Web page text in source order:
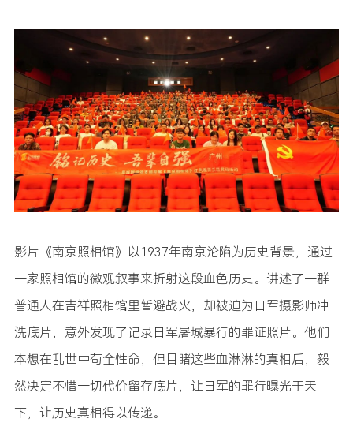
影片《南京照相馆》以1937年南京沦陷为历史背景，通过
一家照相馆的微观叙事来折射这段血色历史。讲述了一群
普通人在吉祥照相馆里暂避战火，却被迫为日军摄影师冲
洗底片，意外发现了记录日军屠城暴行的罪证照片。他们
本想在乱世中苟全性命，但目睹这些血淋淋的真相后，毅
然决定不惜一切代价留存底片，让日军的罪行曝光于天
下，让历史真相得以传递。